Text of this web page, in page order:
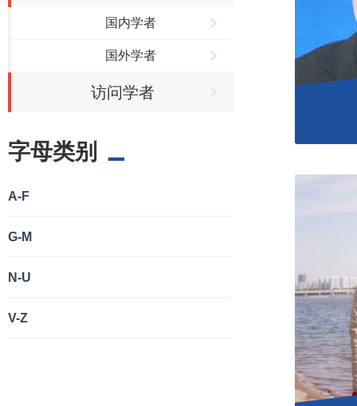
国内学者
国外学者
访问学者
字母类别
A-F
G-M
N-U
V-Z